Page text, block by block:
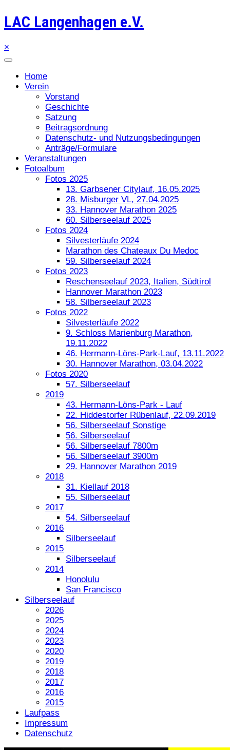
LAC Langenhagen e.V.
×
Home
Verein
Vorstand
Geschichte
Satzung
Beitragsordnung
Datenschutz- und Nutzungsbedingungen
Anträge/Formulare
Veranstaltungen
Fotoalbum
Fotos 2025
13. Garbsener Citylauf, 16.05.2025
28. Misburger VL, 27.04.2025
33. Hannover Marathon 2025
60. Silberseelauf 2025
Fotos 2024
Silvesterläufe 2024
Marathon des Chateaux Du Medoc
59. Silberseelauf 2024
Fotos 2023
Reschenseelauf 2023, Italien, Südtirol
Hannover Marathon 2023
58. Silberseelauf 2023
Fotos 2022
Silvesterläufe 2022
9. Schloss Marienburg Marathon,
19.11.2022
46. Hermann-Löns-Park-Lauf, 13.11.2022
30. Hannover Marathon, 03.04.2022
Fotos 2020
57. Silberseelauf
2019
43. Hermann-Löns-Park - Lauf
22. Hiddestorfer Rübenlauf, 22.09.2019
56. Silberseelauf Sonstige
56. Silberseelauf
56. Silberseelauf 7800m
56. Silberseelauf 3900m
29. Hannover Marathon 2019
2018
31. Kiellauf 2018
55. Silberseelauf
2017
54. Silberseelauf
2016
Silberseelauf
2015
Silberseelauf
2014
Honolulu
San Francisco
Silberseelauf
2026
2025
2024
2023
2020
2019
2018
2017
2016
2015
Laufpass
Impressum
Datenschutz